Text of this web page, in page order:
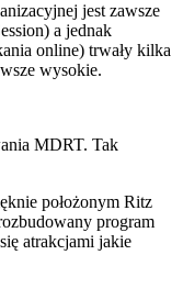
jest zawsze
a jednak
online) trwały kilka
wysokie.
MDRT. Tak
położonym Ritz
program
atrakcjami jakie